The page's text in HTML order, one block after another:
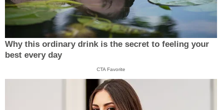
Why this ordinary drink is the secret to feeling your
best every day
CTA Favorite